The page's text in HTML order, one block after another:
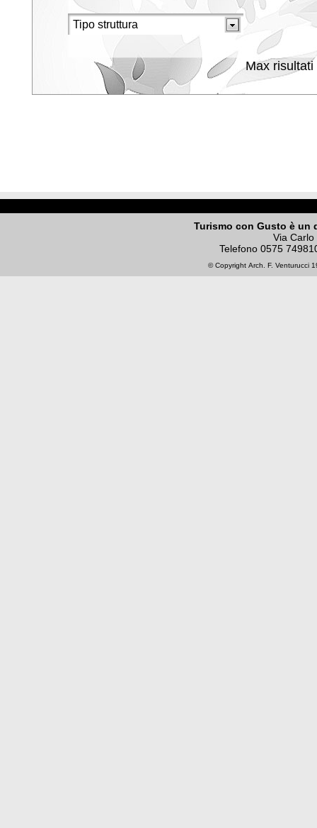
Max risultati
Turismo con Gusto è un
Via
Telefono 0575
© Copyright Arch. F. Venturucci